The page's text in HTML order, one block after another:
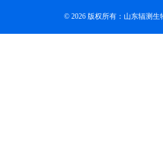
© 2026 版权所有：山东辐测